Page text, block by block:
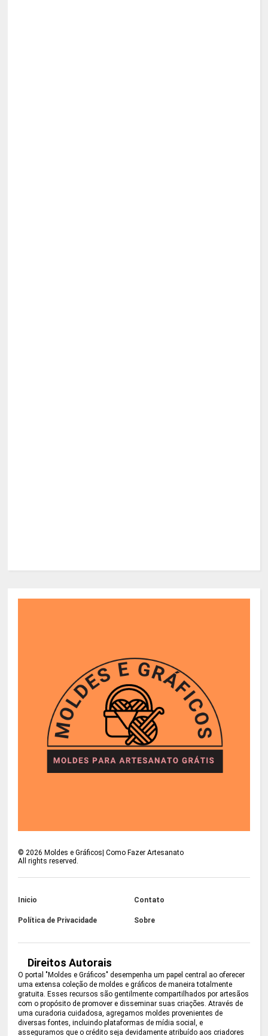
© 2026 Moldes e Gráficos| Como Fazer Artesanato
All rights reserved.
Inicio Contato
Política de Privacidade Sobre
Direitos Autorais
O portal "Moldes e Gráficos" desempenha um papel central ao oferecer
uma extensa coleção de moldes e gráficos de maneira totalmente
gratuita. Esses recursos são gentilmente compartilhados por artesãos
com o propósito de promover e disseminar suas criações. Através de
uma curadoria cuidadosa, agregamos moldes provenientes de
diversas fontes, incluindo plataformas de mídia social, e
asseguramos que o crédito seja devidamente atribuído aos criadores